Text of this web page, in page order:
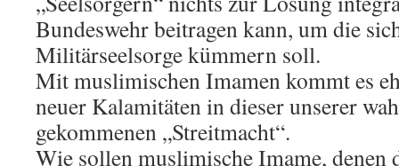
Bundeswehr beitragen kann, um die
Militärseelsorge kümmern soll.
Mit muslimischen Imamen kommt es
neuer Kalamitäten in dieser unserer
gekommenen „Streitmacht“.
Wie sollen muslimische Imame, denen